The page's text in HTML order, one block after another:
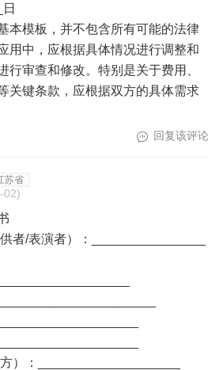
本模板，并不包含所有可能的法律
用中，应根据具体情况进行调整和
行审查和修改。特别是关于费用、
关键条款，应根据双方的具体需求
回复该评论
苏省
02)
者/表演者）：________________
）：____________________